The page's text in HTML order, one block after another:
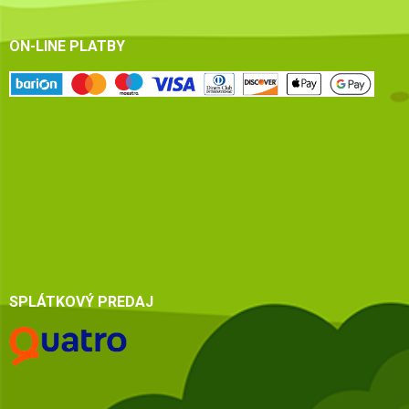
ON-LINE PLATBY
SPLÁTKOVÝ PREDAJ